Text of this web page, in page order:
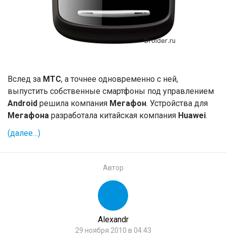
Вслед за МТС, а точнее одновременно с ней,
выпустить собственные смартфоны под управлением
Android решила компания Мегафон. Устройства для
Мегафона разработала китайская компания Huawei.
(далее…)
Автор
Alexandr
29 ноября 2010 в 04:43